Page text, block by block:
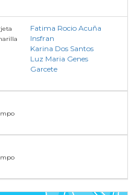
Fatima Rocio Acuña
Insfran
Karina Dos Santos
Luz Maria Genes
Garcete